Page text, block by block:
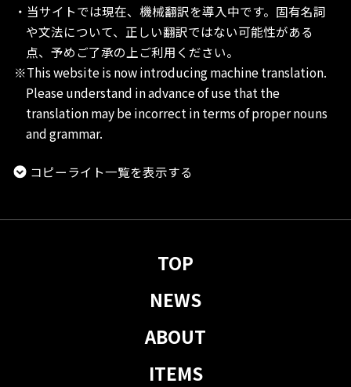
・当サイトでは現在、機械翻訳を導入中です。固有名詞
や文法について、正しい翻訳ではない可能性がある
点、予めご了承の上ご利用ください。
※This website is now introducing machine translation.
Please understand in advance of use that the
translation may be incorrect in terms of proper nouns
and grammar.
コピーライト一覧を表示する
TOP
NEWS
ABOUT
ITEMS